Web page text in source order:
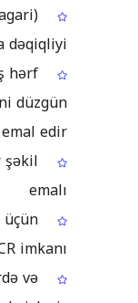
dəqiqliyi
hərf
düzgün
emal edir
şəkil
emalı
imkanı
və